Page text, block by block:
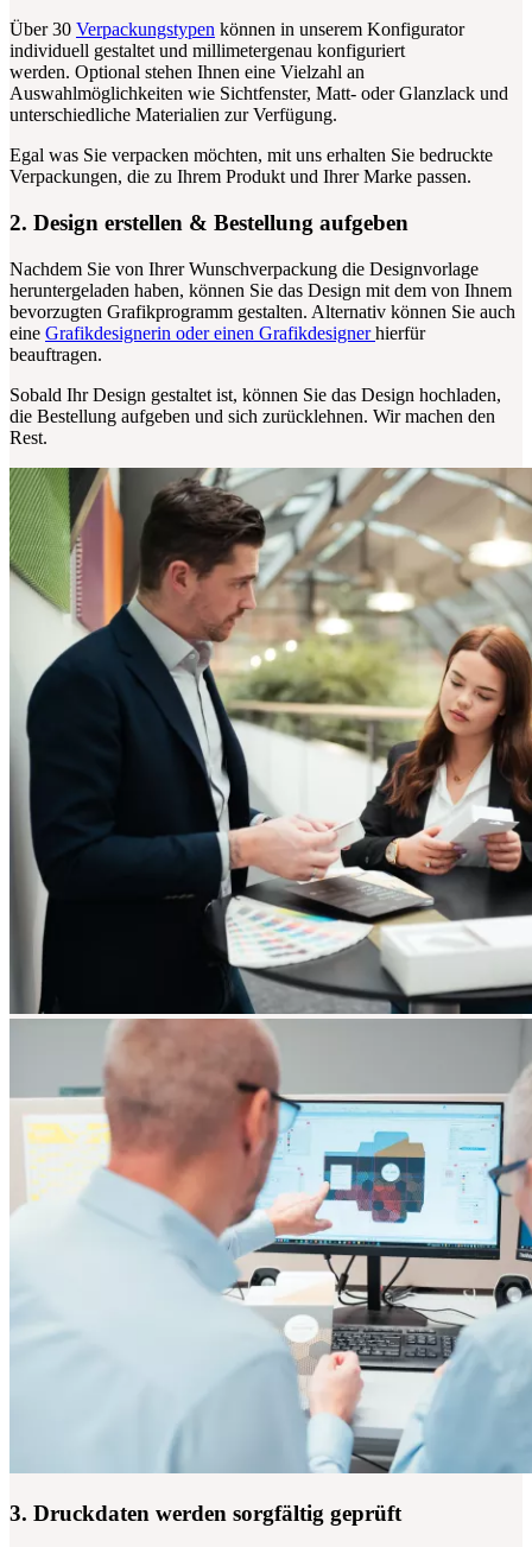
Über 30 Verpackungstypen können in unserem Konfigurator
individuell gestaltet und millimetergenau konfiguriert
werden. Optional stehen Ihnen eine Vielzahl an
Auswahlmöglichkeiten wie Sichtfenster, Matt- oder Glanzlack und
unterschiedliche Materialien zur Verfügung.
Egal was Sie verpacken möchten, mit uns erhalten Sie bedruckte
Verpackungen, die zu Ihrem Produkt und Ihrer Marke passen.
2. Design erstellen & Bestellung aufgeben
Nachdem Sie von Ihrer Wunschverpackung die Designvorlage
heruntergeladen haben, können Sie das Design mit dem von Ihnem
bevorzugten Grafikprogramm gestalten. Alternativ können Sie auch
eine Grafikdesignerin oder einen Grafikdesignerhierfür
beauftragen.
Sobald Ihr Design gestaltet ist, können Sie das Design hochladen,
die Bestellung aufgeben und sich zurücklehnen. Wir machen den
Rest.
3. Druckdaten werden sorgfältig geprüft